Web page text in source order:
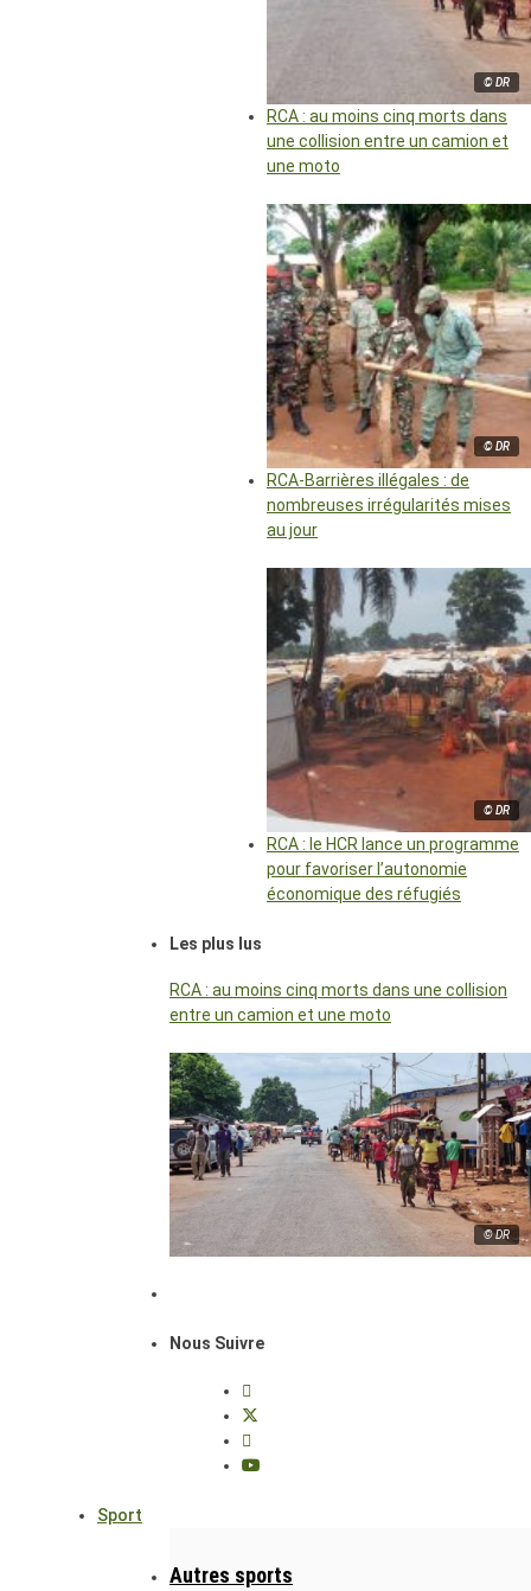
© DR
RCA : au moins cinq morts dans
une collision entre un camion et
une moto
© DR
RCA-Barrières illégales : de
nombreuses irrégularités mises
au jour
© DR
RCA : le HCR lance un programme
pour favoriser l’autonomie
économique des réfugiés
Les plus lus
RCA : au moins cinq morts dans une collision
entre un camion et une moto
© DR
Nous Suivre
Sport
Autres sports